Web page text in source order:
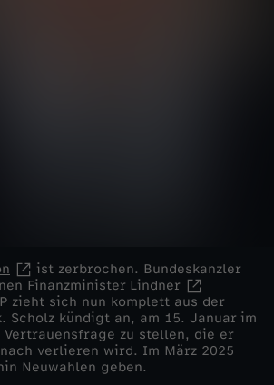
ist zerbrochen. Bundeskanzler
Finanzminister Lindner
zieht sich nun komplett aus der
Scholz kündigt an, am 15. Januar im
Vertrauensfrage zu stellen, die er
verlieren wird. Im März 2025
Neuwahlen geben.